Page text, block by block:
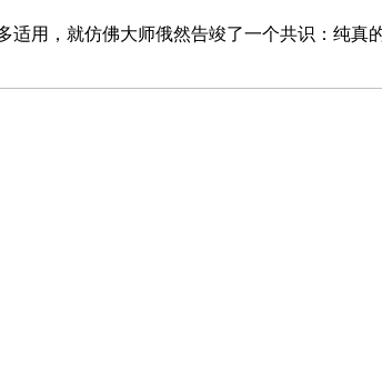
，就仿佛大师俄然告竣了一个共识：纯真